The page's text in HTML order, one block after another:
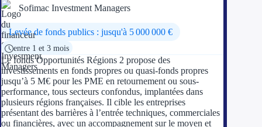
Simulateur d'éligibilité
Trouvez des idées de
Quelles aides pour
Sofimac Investment Managers
Levée de fonds publics : jusqu'à 5 000 000 €
entre 1 et 3 mois
Le fonds Opportunités Régions 2 propose des
investissements en fonds propres ou quasi-fonds propres
jusqu’à 5 M€ pour les PME en retournement ou sous-
performance, tous secteurs confondus, implantées dans
plusieurs régions françaises. Il cible les entreprises
présentant des barrières à l’entrée techniques, commerciales
ou financières, avec un accompagnement sur le moyen et